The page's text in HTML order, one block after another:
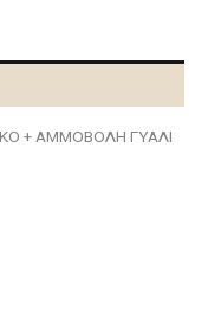
+ ΑΜΜΟΒΟΛΗ ΓΥΑΛΙ